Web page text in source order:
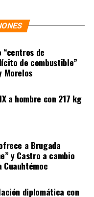
abril y les habría
con los que
de mayo.
FEMINICIDIO
PUEBLA
de puente a
de Puebla es
Cecilia Monzón
“centros de
de combustible”
Morelos
a hombre con 217 kg
a Brugada
y Castro a cambio
diplomática con